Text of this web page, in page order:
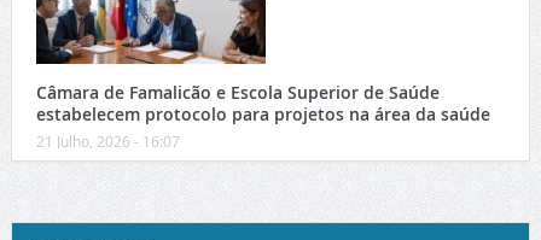
Câmara de Famalicão e Escola Superior de Saúde
estabelecem protocolo para projetos na área da saúde
21 Julho, 2026 - 16:07